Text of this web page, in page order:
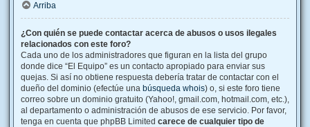
Arriba
¿Con quién se puede contactar acerca de abusos o usos ilegales
relacionados con este foro?
Cada uno de los administradores que figuran en la lista del grupo
donde dice “El Equipo” es un contacto apropiado para enviar sus
quejas. Si así no obtiene respuesta debería tratar de contactar con el
dueño del dominio (efectúe una búsqueda whois) o, si este foro tiene
correo sobre un dominio gratuito (Yahoo!, gmail.com, hotmail.com, etc.),
al departamento o administración de abusos de ese servicio. Por favor,
tenga en cuenta que phpBB Limited carece de cualquier tipo de